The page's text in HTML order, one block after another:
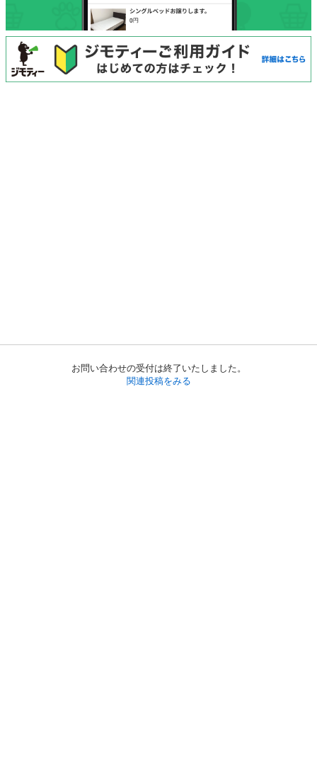
お問い合わせの受付は終了いたしました。
関連投稿をみる